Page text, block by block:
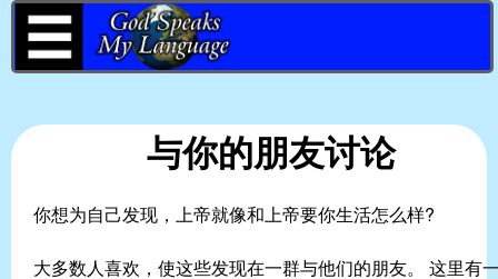
Skip
to
main
M
y
a
与你的朋友讨论
你想为自己发现，上帝就像和上帝要你生活怎么样?
大多数人喜欢，使这些发现在一群与他们的朋友。 这里有